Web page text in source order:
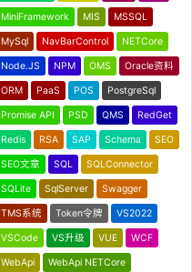
MiniFramework MIS MSSQL
MySql NavBarControl NETCore
Node.JS NPM OMS Oracle资料
ORM PaaS POS PostgreSql
Promise API PSD QMS RedGet
Redis RSA SAP Schema SEO
SEO文章 SQL SQLConnector
SQLite SqlServer Swagger
TMS系统 Token令牌 VS2022
VSCode VS升级 VUE WCF
WebApi WebApi NETCore